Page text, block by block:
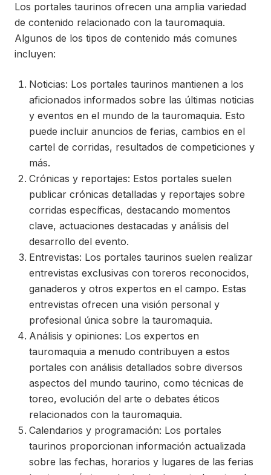
Los portales taurinos ofrecen una amplia variedad
de contenido relacionado con la tauromaquia.
Algunos de los tipos de contenido más comunes
incluyen:
Noticias: Los portales taurinos mantienen a los
aficionados informados sobre las últimas noticias
y eventos en el mundo de la tauromaquia. Esto
puede incluir anuncios de ferias, cambios en el
cartel de corridas, resultados de competiciones y
más.
Crónicas y reportajes: Estos portales suelen
publicar crónicas detalladas y reportajes sobre
corridas específicas, destacando momentos
clave, actuaciones destacadas y análisis del
desarrollo del evento.
Entrevistas: Los portales taurinos suelen realizar
entrevistas exclusivas con toreros reconocidos,
ganaderos y otros expertos en el campo. Estas
entrevistas ofrecen una visión personal y
profesional única sobre la tauromaquia.
Análisis y opiniones: Los expertos en
tauromaquia a menudo contribuyen a estos
portales con análisis detallados sobre diversos
aspectos del mundo taurino, como técnicas de
toreo, evolución del arte o debates éticos
relacionados con la tauromaquia.
Calendarios y programación: Los portales
taurinos proporcionan información actualizada
sobre las fechas, horarios y lugares de las ferias